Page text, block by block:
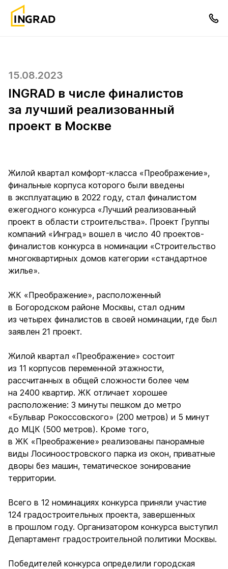
15.08.2023
INGRAD в числе финалистов
за лучший реализованный
проект в Москве
Жилой квартал комфорт-класса «Преображение»,
финальные корпуса которого были введены
в эксплуатацию в 2022 году, стал финалистом
ежегодного конкурса «Лучший реализованный
проект в области строительства». Проект Группы
компаний «Инград» вошел в число 40 проектов-
финалистов конкурса в номинации «Строительство
многоквартирных домов категории «стандартное
жилье».
ЖК «Преображение», расположенный
в Богородском районе Москвы, стал одним
из четырех финалистов в своей номинации, где был
заявлен 21 проект.
Жилой квартал «Преображение» состоит
из 11 корпусов переменной этажности,
рассчитанных в общей сложности более чем
на 2400 квартир. ЖК отличает хорошее
расположение: 3 минуты пешком до метро
«Бульвар Рокоссовского» (200 метров) и 5 минут
до МЦК (500 метров). Кроме того,
в ЖК «Преображение» реализованы панорамные
виды Лосиноостровского парка из окон, приватные
дворы без машин, тематическое зонирование
территории.
Всего в 12 номинациях конкурса приняли участие
124 градостроительных проекта, завершенных
в прошлом году. Организатором конкурса выступил
Департамент градостроительной политики Москвы.
Победителей конкурса определили городская